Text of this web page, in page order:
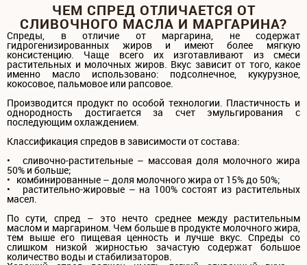
ЧЕМ СПРЕД ОТЛИЧАЕТСЯ ОТ
СЛИВОЧНОГО МАСЛА И МАРГАРИНА?
Спреды, в отличие от маргарина, не содержат
гидрогенизированных жиров и имеют более мягкую
консистенцию. Чаще всего их изготавливают из смеси
растительных и молочных жиров. Вкус зависит от того, какое
именно масло использовано: подсолнечное, кукурузное,
кокосовое, пальмовое или рапсовое.
Производится продукт по особой технологии. Пластичность и
однородность достигается за счет эмульгирования с
последующим охлаждением.
Классификация спредов в зависимости от состава:
• сливочно-растительные – массовая доля молочного жира
50% и больше;
• комбинированные – доля молочного жира от 15% до 50%;
• растительно-жировые – на 100% состоят из растительных
масел.
По сути, спред – это нечто среднее между растительным
маслом и маргарином. Чем больше в продукте молочного жира,
тем выше его пищевая ценность и лучше вкус. Спреды со
слишком низкой жирностью зачастую содержат большое
количество воды и стабилизаторов.